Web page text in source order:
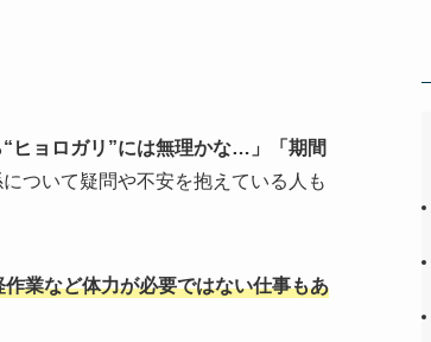
ヒョロガリ”には無理かな…」「期間
ついて疑問や不安を抱えている人も
作業など体力が必要ではない仕事もあ